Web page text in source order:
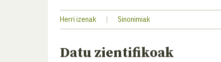
Herri izenak | Sinonimiak
Datu zientifikoak